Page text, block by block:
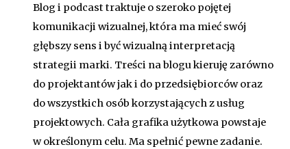
Blog i podcast traktuje o szeroko pojętej
komunikacji wizualnej, która ma mieć swój
głębszy sens i być wizualną interpretacją
strategii marki. Treści na blogu kieruję zarówno
do projektantów jak i do przedsiębiorców oraz
do wszystkich osób korzystających z usług
projektowych. Cała grafika użytkowa powstaje
w określonym celu. Ma spełnić pewne zadanie.